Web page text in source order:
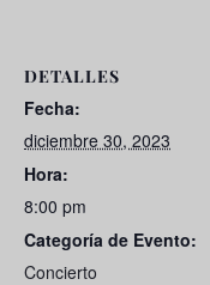
DETALLES
Fecha:
diciembre 30, 2023
Hora:
8:00 pm
Categoría de Evento:
Concierto